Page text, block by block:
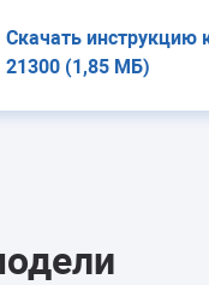
Скачать инструкцию
21300 (1,85 МБ)